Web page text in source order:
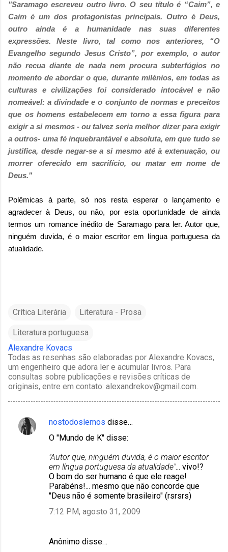
"Saramago escreveu outro livro. O seu título é “Caim”, e
Caim é um dos protagonistas principais. Outro é Deus,
outro ainda é a humanidade nas suas diferentes
expressões. Neste livro, tal como nos anteriores, “O
Evangelho segundo Jesus Cristo”, por exemplo, o autor
não recua diante de nada nem procura subterfúgios no
momento de abordar o que, durante milénios, em todas as
culturas e civilizações foi considerado intocável e não
nomeável: a divindade e o conjunto de normas e preceitos
que os homens estabelecem em torno a essa figura para
exigir a si mesmos - ou talvez seria melhor dizer para exigir
a outros- uma fé inquebrantável e absoluta, em que tudo se
justifica, desde negar-se a si mesmo até à extenuação, ou
morrer oferecido em sacrifício, ou matar em nome de
Deus."
Polêmicas à parte, só nos resta esperar o lançamento e
agradecer à Deus, ou não, por esta oportunidade de ainda
termos um romance inédito de Saramago para ler. Autor que,
ninguém duvida, é o maior escritor em língua portuguesa da
atualidade.
Crítica Literária Literatura - Prosa
Literatura portuguesa
Alexandre Kovacs
Todas as resenhas são elaboradas por Alexandre Kovacs,
um engenheiro que adora ler e acumular livros. Para
consultas sobre publicações e revisões críticas de
originais, entre em contato: alexandrekov@gmail.com.
C
nostodoslemos disse…
O "Mundo de K" disse:
"Autor que, ninguém duvida, é o maior escritor
em língua portuguesa da atualidade"... vivo!?
O bom do ser humano é que ele reage!
Parabéns!... mesmo que não concorde que
"Deus não é somente brasileiro" (rsrsrs)
7:12 PM, agosto 31, 2009
Anônimo disse…